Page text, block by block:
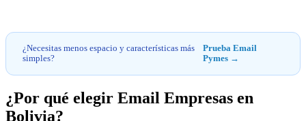
¿Necesitas menos espacio y características más
simples?
Prueba Email
Pymes →
¿Por qué elegir Email Empresas en
Bolivia?